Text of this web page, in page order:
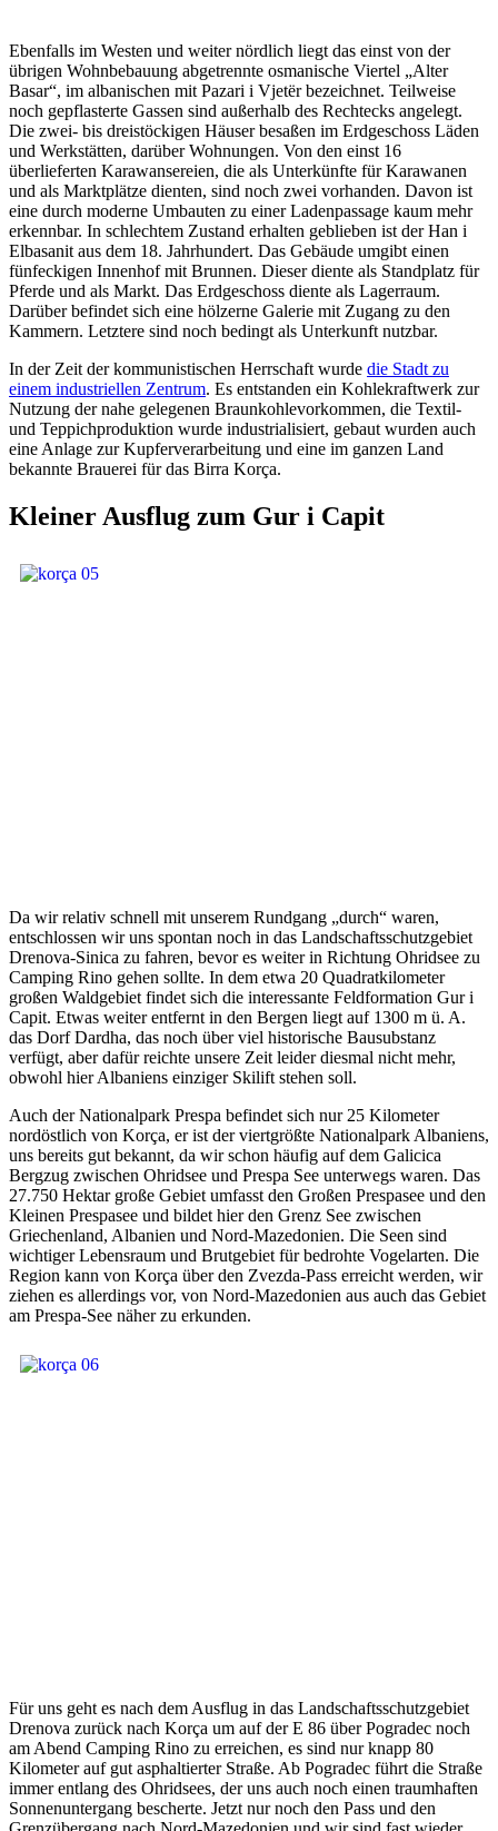
Ebenfalls im Westen und weiter nördlich liegt das einst von der
übrigen Wohnbebauung abgetrennte osmanische Viertel „Alter
Basar“, im albanischen mit Pazari i Vjetër bezeichnet. Teilweise
noch gepflasterte Gassen sind außerhalb des Rechtecks angelegt.
Die zwei- bis dreistöckigen Häuser besaßen im Erdgeschoss Läden
und Werkstätten, darüber Wohnungen. Von den einst 16
überlieferten Karawansereien, die als Unterkünfte für Karawanen
und als Marktplätze dienten, sind noch zwei vorhanden. Davon ist
eine durch moderne Umbauten zu einer Ladenpassage kaum mehr
erkennbar. In schlechtem Zustand erhalten geblieben ist der Han i
Elbasanit aus dem 18. Jahrhundert. Das Gebäude umgibt einen
fünfeckigen Innenhof mit Brunnen. Dieser diente als Standplatz für
Pferde und als Markt. Das Erdgeschoss diente als Lagerraum.
Darüber befindet sich eine hölzerne Galerie mit Zugang zu den
Kammern. Letztere sind noch bedingt als Unterkunft nutzbar.
In der Zeit der kommunistischen Herrschaft wurde die Stadt zu
einem industriellen Zentrum. Es entstanden ein Kohlekraftwerk zur
Nutzung der nahe gelegenen Braunkohlevorkommen, die Textil-
und Teppichproduktion wurde industrialisiert, gebaut wurden auch
eine Anlage zur Kupferverarbeitung und eine im ganzen Land
bekannte Brauerei für das Birra Korça.
Kleiner Ausflug zum Gur i Capit
Da wir relativ schnell mit unserem Rundgang „durch“ waren,
entschlossen wir uns spontan noch in das Landschaftsschutzgebiet
Drenova-Sinica zu fahren, bevor es weiter in Richtung Ohridsee zu
Camping Rino gehen sollte. In dem etwa 20 Quadratkilometer
großen Waldgebiet findet sich die interessante Feldformation Gur i
Capit. Etwas weiter entfernt in den Bergen liegt auf 1300 m ü. A.
das Dorf Dardha, das noch über viel historische Bausubstanz
verfügt, aber dafür reichte unsere Zeit leider diesmal nicht mehr,
obwohl hier Albaniens einziger Skilift stehen soll.
Auch der Nationalpark Prespa befindet sich nur 25 Kilometer
nordöstlich von Korça, er ist der viertgrößte Nationalpark Albaniens,
uns bereits gut bekannt, da wir schon häufig auf dem Galicica
Bergzug zwischen Ohridsee und Prespa See unterwegs waren. Das
27.750 Hektar große Gebiet umfasst den Großen Prespasee und den
Kleinen Prespasee und bildet hier den Grenz See zwischen
Griechenland, Albanien und Nord-Mazedonien. Die Seen sind
wichtiger Lebensraum und Brutgebiet für bedrohte Vogelarten. Die
Region kann von Korça über den Zvezda-Pass erreicht werden, wir
ziehen es allerdings vor, von Nord-Mazedonien aus auch das Gebiet
am Prespa-See näher zu erkunden.
Für uns geht es nach dem Ausflug in das Landschaftsschutzgebiet
Drenova zurück nach Korça um auf der E 86 über Pogradec noch
am Abend Camping Rino zu erreichen, es sind nur knapp 80
Kilometer auf gut asphaltierter Straße. Ab Pogradec führt die Straße
immer entlang des Ohridsees, der uns auch noch einen traumhaften
Sonnenuntergang bescherte. Jetzt nur noch den Pass und den